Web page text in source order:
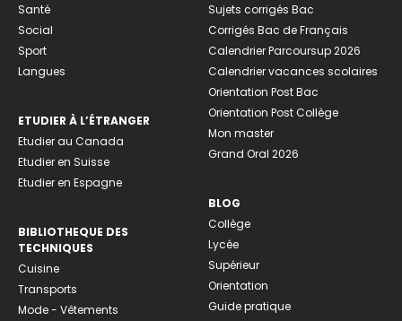
Santé
Social
Sport
Langues
ETUDIER À L’ÉTRANGER
Etudier au Canada
Etudier en Suisse
Etudier en Espagne
BIBLIOTHEQUE DES
TECHNIQUES
Cuisine
Transports
Mode - Vêtements
Sujets corrigés Bac
Corrigés Bac de Français
Calendrier Parcoursup 2026
Calendrier vacances scolaires
Orientation Post Bac
Orientation Post Collège
Mon master
Grand Oral 2026
BLOG
Collège
Lycée
Supérieur
Orientation
Guide pratique